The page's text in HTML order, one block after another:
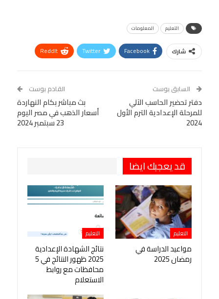
التعليم المعلومات
شارك Facebook
Twitter
ReddIt
Tumblr
البريد الإلكتروني
VK
Digg
LINE
BlackBerry
Viber
السابق بوست
دفتر تحضير الحاسب الآلي
للمرحلة الإعدادية الترم الأول
2024
القادم بوست
بث مباشر بكام النهاردة
أسعار الذهب في مصر اليوم
23 سبتمبر 2024
قد يعجبك ايضا
التعليم
مواعيد الدراسة في
رمضان 2025
التعليم
نتائج الشهادة الإعدادية
2025 ظهور النتائج في 5
محافظات مع روابط
الاستعلام